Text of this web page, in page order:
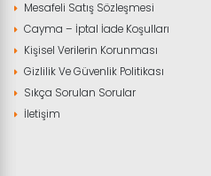
Mesafeli Satış Sözleşmesi
Cayma – İptal İade Koşulları
Kişisel Verilerin Korunması
Gizlilik Ve Güvenlik Politikası
Sıkça Sorulan Sorular
İletişim